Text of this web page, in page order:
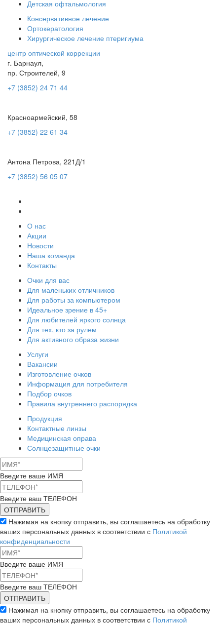
Детская офтальмология
Консервативное лечение
Ортокератология
Хирургическое лечение птеригиума
центр оптической коррекции
г. Барнаул,
пр. Строителей, 9
+7 (3852) 24 71 44
Красноармейский, 58
+7 (3852) 22 61 34
Антона Петрова, 221Д/1
+7 (3852) 56 05 07
О нас
Акции
Новости
Наша команда
Контакты
Очки для вас
Для маленьких отличников
Для работы за компьютером
Идеальное зрение в 45+
Для любителей яркого солнца
Для тех, кто за рулем
Для активного образа жизни
Услуги
Вакансии
Изготовление очков
Информация для потребителя
Подбор очков
Правила внутреннего распорядка
Продукция
Контактные линзы
Медицинская оправа
Солнцезащитные очки
Введите ваше ИМЯ
Введите ваш ТЕЛЕФОН
Нажимая на кнопку отправить, вы соглашаетесь на обработку
ваших персональных данных в соответствии с Политикой
конфиденциальности
Введите ваше ИМЯ
Введите ваш ТЕЛЕФОН
Нажимая на кнопку отправить, вы соглашаетесь на обработку
ваших персональных данных в соответствии с Политикой